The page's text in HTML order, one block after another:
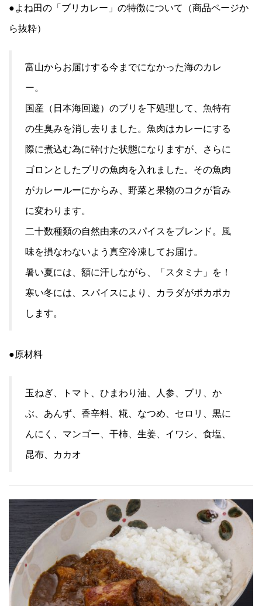
●よね田の「ブリカレー」の特徴について（商品ページか
ら抜粋）
富山からお届けする今までになかった海のカレ
ー。
国産（日本海回遊）のブリを下処理して、魚特有
の生臭みを消し去りました。魚肉はカレーにする
際に煮込む為に砕けた状態になりますが、さらに
ゴロンとしたブリの魚肉を入れました。その魚肉
がカレールーにからみ、野菜と果物のコクが旨み
に変わります。
二十数種類の自然由来のスパイスをブレンド。風
味を損なわないよう真空冷凍してお届け。
暑い夏には、額に汗しながら、「スタミナ」を！
寒い冬には、スパイスにより、カラダがポカポカ
します。
●原材料
玉ねぎ、トマト、ひまわり油、人参、ブリ、か
ぶ、あんず、香辛料、糀、なつめ、セロリ、黒に
んにく、マンゴー、干柿、生姜、イワシ、食塩、
昆布、カカオ